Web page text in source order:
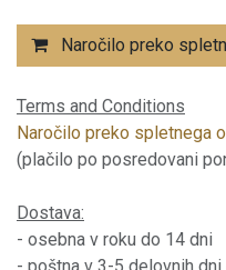
Naročilo preko
Terms and Conditions
Naročilo preko spletnega
(plačilo po posredovani
Dostava:
- osebna v roku do 14 dni